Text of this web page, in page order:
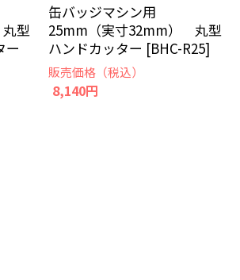
型
ー
缶バッジマシン用
25mm（実寸32mm） 丸型
ハンドカッター [BHC-R25]
販売価格（税込）
8,140円